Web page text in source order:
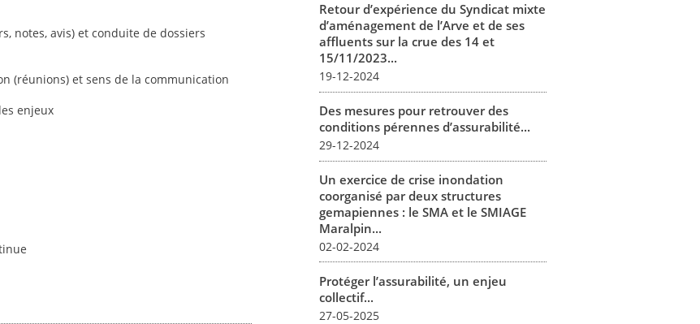
notes, avis) et conduite de dossiers
(réunions) et sens de la communication
enjeux
Retour d’expérience du Syndicat mixte
d’aménagement de l’Arve et de ses
affluents sur la crue des 14 et
15/11/2023...
19-12-2024
Des mesures pour retrouver des
conditions pérennes d’assurabilité...
29-12-2024
Un exercice de crise inondation
coorganisé par deux structures
gemapiennes : le SMA et le SMIAGE
Maralpin...
02-02-2024
Protéger l’assurabilité, un enjeu
collectif...
27-05-2025